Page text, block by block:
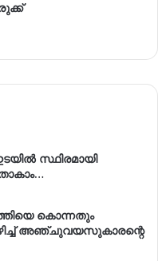
സ്ഥിരമായി
കൊന്നതും
അഞ്ചുവയസുകാരന്റെ